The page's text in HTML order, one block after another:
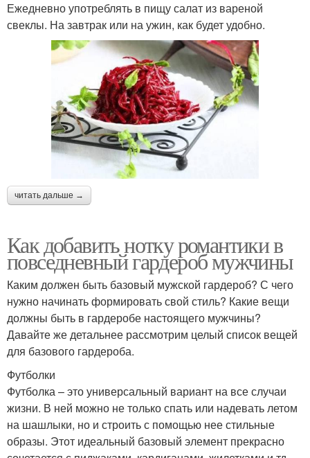
Ежедневно употреблять в пищу салат из вареной
свеклы. На завтрак или на ужин, как будет удобно.
читать дальше →
Как добавить нотку романтики в
повседневный гардероб мужчины
Каким должен быть базовый мужской гардероб? С чего
нужно начинать формировать свой стиль? Какие вещи
должны быть в гардеробе настоящего мужчины?
Давайте же детальнее рассмотрим целый список вещей
для базового гардероба.
Футболки
Футболка – это универсальный вариант на все случаи
жизни. В ней можно не только спать или надевать летом
на шашлыки, но и строить с помощью нее стильные
образы. Этот идеальный базовый элемент прекрасно